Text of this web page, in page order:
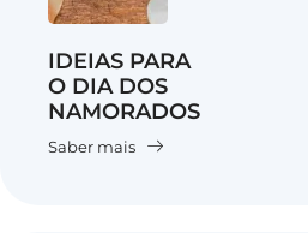
IDEIAS PARA
O DIA DOS
NAMORADOS
Saber mais